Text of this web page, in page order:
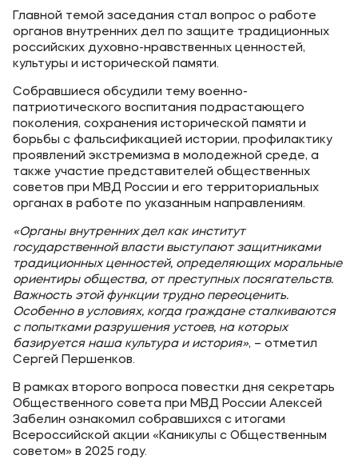
Главной темой заседания стал вопрос о работе
органов внутренних дел по защите традиционных
российских духовно-нравственных ценностей,
культуры и исторической памяти.
Собравшиеся обсудили тему военно-
патриотического воспитания подрастающего
поколения, сохранения исторической памяти и
борьбы с фальсификацией истории, профилактику
проявлений экстремизма в молодежной среде, а
также участие представителей общественных
советов при МВД России и его территориальных
органах в работе по указанным направлениям.
«Органы внутренних дел как институт
государственной власти выступают защитниками
традиционных ценностей, определяющих моральные
ориентиры общества, от преступных посягательств.
Важность этой функции трудно переоценить.
Особенно в условиях, когда граждане сталкиваются
с попытками разрушения устоев, на которых
базируется наша культура и история», – отметил
Сергей Першенков.
В рамках второго вопроса повестки дня секретарь
Общественного совета при МВД России Алексей
Забелин ознакомил собравшихся с итогами
Всероссийской акции «Каникулы с Общественным
советом» в 2025 году.